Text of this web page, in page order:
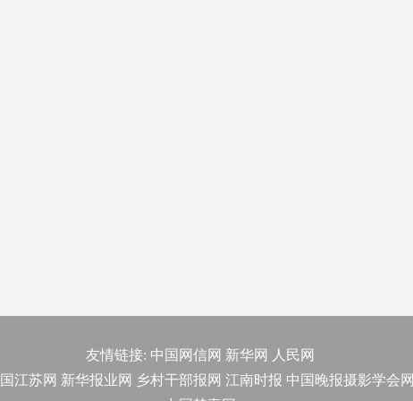
友情链接: 中国网信网 新华网
人民网
江苏网 新华报业网 乡村干部报网 江南时报 中国晚报摄影学会网